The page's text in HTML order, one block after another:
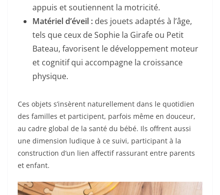
appuis et soutiennent la motricité.
Matériel d’éveil : des jouets adaptés à l’âge,
tels que ceux de Sophie la Girafe ou Petit
Bateau, favorisent le développement moteur
et cognitif qui accompagne la croissance
physique.
Ces objets s’insèrent naturellement dans le quotidien
des familles et participent, parfois même en douceur,
au cadre global de la santé du bébé. Ils offrent aussi
une dimension ludique à ce suivi, participant à la
construction d’un lien affectif rassurant entre parents
et enfant.